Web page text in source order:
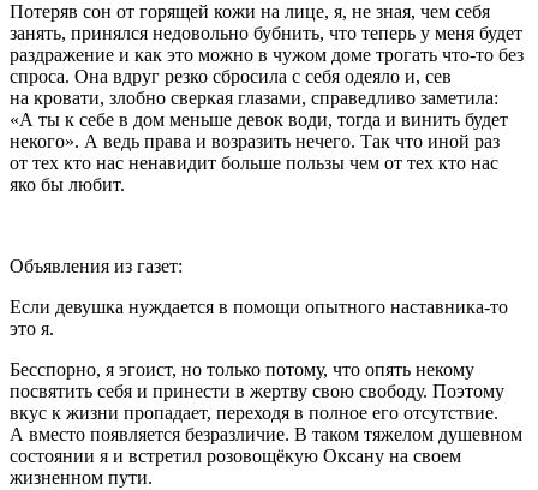
Потеряв сон от горящей кожи на лице, я, не зная, чем себя
занять, принялся недовольно бубнить, что теперь у меня будет
раздражение и как это можно в чужом доме трогать что-то без
спроса. Она вдруг резко сбросила с себя одеяло и, сев
на кровати, злобно сверкая глазами, справедливо заметила:
«А ты к себе в дом меньше девок води, тогда и винить будет
некого». А ведь права и возразить нечего. Так что иной раз
от тех кто нас ненавидит больше пользы чем от тех кто нас
яко бы любит.
Объявления из газет:
Если девушка нуждается в помощи опытного наставника-то
это я.
Бесспорно, я эгоист, но только потому, что опять некому
посвятить себя и принести в жертву свою свободу. Поэтому
вкус к жизни пропадает, переходя в полное его отсутствие.
А вместо появляется безразличие. В таком тяжелом душевном
состоянии я и встретил розовощёкую Оксану на своем
жизненном пути.